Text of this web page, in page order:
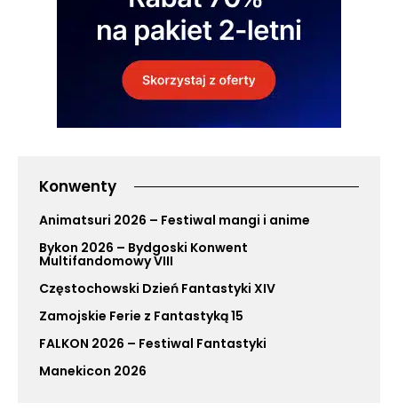
Konwenty
Animatsuri 2026 – Festiwal mangi i anime
Bykon 2026 – Bydgoski Konwent
Multifandomowy VIII
Częstochowski Dzień Fantastyki XIV
Zamojskie Ferie z Fantastyką 15
FALKON 2026 – Festiwal Fantastyki
Manekicon 2026